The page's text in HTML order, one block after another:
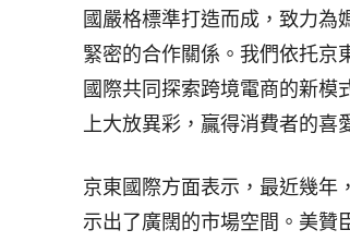
國嚴格標準打造而成，致力為
緊密的合作關係。我們依托京
國際共同探索跨境電商的新模
上大放異彩，贏得消費者的喜
京東國際方面表示，最近幾年
示出了廣闊的市場空間。美贊